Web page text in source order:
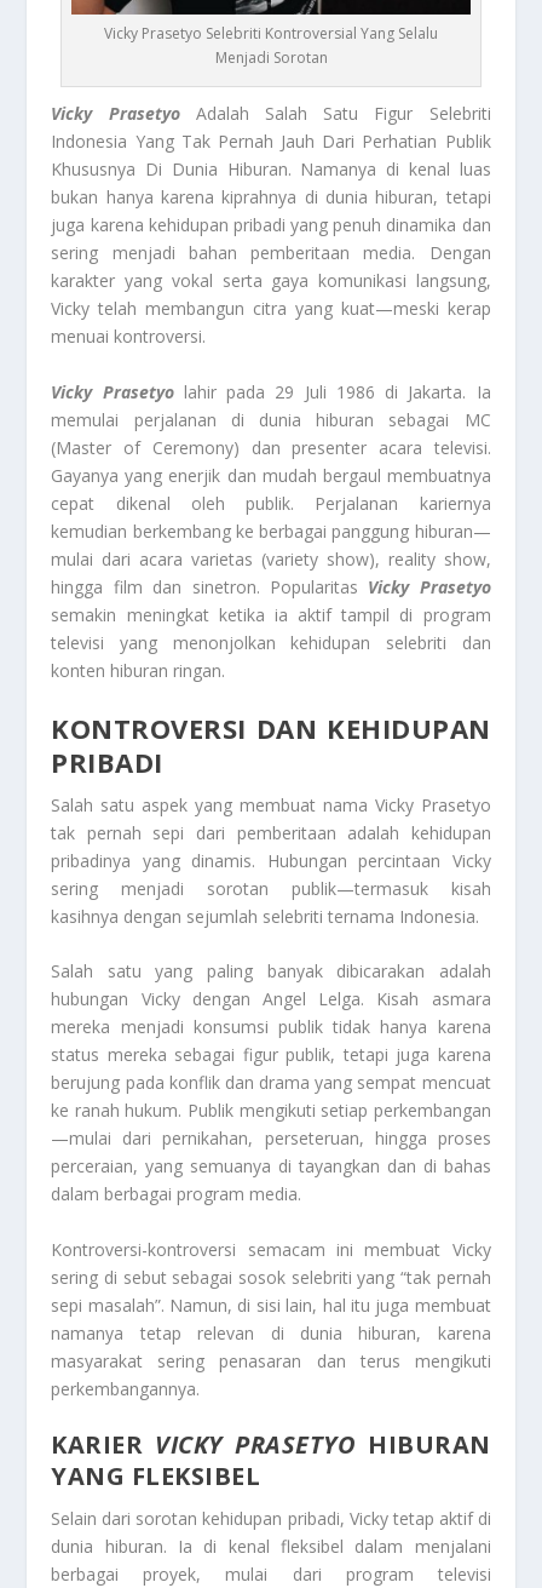
Vicky Prasetyo Selebriti Kontroversial Yang Selalu
Menjadi Sorotan
Vicky PrasetyoAdalah Salah Satu Figur Selebriti
Indonesia Yang Tak Pernah Jauh Dari Perhatian Publik
Khususnya Di Dunia Hiburan. Namanya di kenal luas
bukan hanya karena kiprahnya di dunia hiburan, tetapi
juga karena kehidupan pribadi yang penuh dinamika dan
sering menjadi bahan pemberitaan media. Dengan
karakter yang vokal serta gaya komunikasi langsung,
Vicky telah membangun citra yang kuat—meski kerap
menuai kontroversi.
Vicky Prasetyolahir pada 29 Juli 1986 di Jakarta. Ia
memulai perjalanan di dunia hiburan sebagai MC
(Master of Ceremony) dan presenter acara televisi.
Gayanya yang enerjik dan mudah bergaul membuatnya
cepat dikenal oleh publik. Perjalanan kariernya
kemudian berkembang ke berbagai panggung hiburan—
mulai dari acara varietas (variety show), reality show,
hingga film dan sinetron. Popularitas Vicky Prasetyo
semakin meningkat ketika ia aktif tampil di program
televisi yang menonjolkan kehidupan selebriti dan
konten hiburan ringan.
KONTROVERSI DAN KEHIDUPAN
PRIBADI
Salah satu aspek yang membuat nama Vicky Prasetyo
tak pernah sepi dari pemberitaan adalah kehidupan
pribadinya yang dinamis. Hubungan percintaan Vicky
sering menjadi sorotan publik—termasuk kisah
kasihnya dengan sejumlah selebriti ternama Indonesia.
Salah satu yang paling banyak dibicarakan adalah
hubungan Vicky dengan Angel Lelga. Kisah asmara
mereka menjadi konsumsi publik tidak hanya karena
status mereka sebagai figur publik, tetapi juga karena
berujung pada konflik dan drama yang sempat mencuat
ke ranah hukum. Publik mengikuti setiap perkembangan
—mulai dari pernikahan, perseteruan, hingga proses
perceraian, yang semuanya di tayangkan dan di bahas
dalam berbagai program media.
Kontroversi-kontroversi semacam ini membuat Vicky
sering di sebut sebagai sosok selebriti yang “tak pernah
sepi masalah”. Namun, di sisi lain, hal itu juga membuat
namanya tetap relevan di dunia hiburan, karena
masyarakat sering penasaran dan terus mengikuti
perkembangannya.
KARIER VICKY PRASETYO HIBURAN
YANG FLEKSIBEL
Selain dari sorotan kehidupan pribadi, Vicky tetap aktif di
dunia hiburan. Ia di kenal fleksibel dalam menjalani
berbagai proyek, mulai dari program televisi